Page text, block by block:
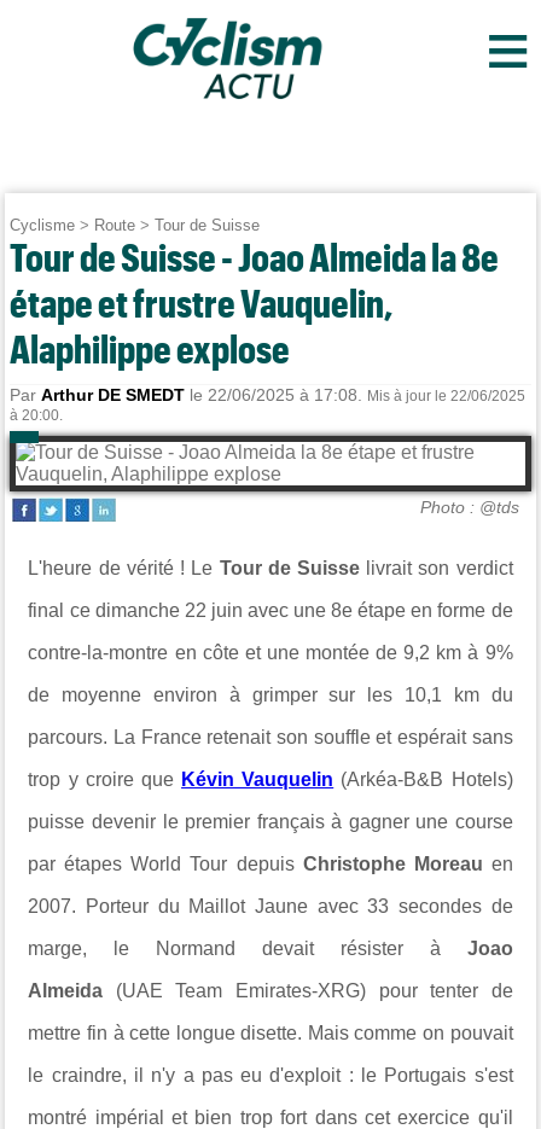
≡
Cyclisme > Route >Tour de Suisse
Tour de Suisse - Joao Almeida la 8e
étape et frustre Vauquelin,
Alaphilippe explose
ParArthur DE SMEDT le 22/06/2025 à 17:08.
Mis à jour le 22/06/2025
à 20:00.
Photo : @tds
L'heure de vérité ! Le Tour de Suisselivrait son verdict
final ce dimanche 22 juin avec une 8e étape en forme de
contre-la-montre en côte et une montée de 9,2 km à 9%
de moyenne environ à grimper sur les 10,1 km du
parcours. La France retenait son souffle et espérait sans
trop y croire que Kévin Vauquelin (Arkéa-B&B Hotels)
puisse devenir le premier français à gagner une course
par étapes World Tour depuis Christophe Moreau en
2007. Porteur du Maillot Jaune avec 33 secondes de
marge, le Normand devait résister à Joao
Almeida (UAE Team Emirates-XRG) pour tenter de
mettre fin à cette longue disette. Mais comme on pouvait
le craindre, il n'y a pas eu d'exploit : le Portugais s'est
montré impérial et bien trop fort dans cet exercice qu'il